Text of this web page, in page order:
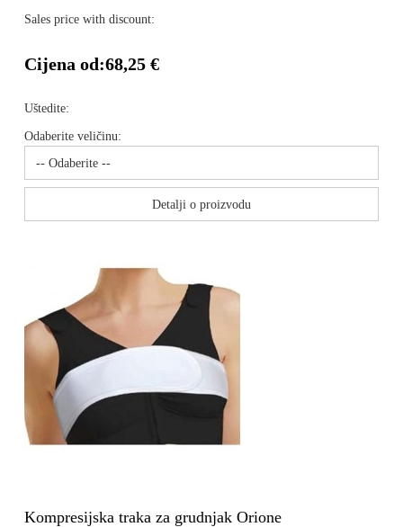
Sales price with discount:
Cijena od:68,25 €
Uštedite:
Odaberite veličinu:
Detalji o proizvodu
Kompresijska traka za grudnjak Orione